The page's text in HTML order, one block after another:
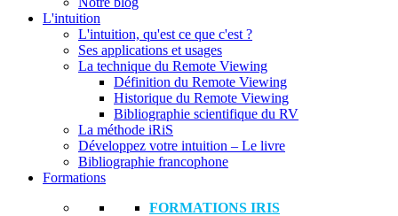
L'intuition
L'intuition, qu'est ce que c'est ?
Ses applications et usages
La technique du Remote Viewing
Définition du Remote Viewing
Historique du Remote Viewing
Bibliographie scientifique du RV
La méthode iRiS
Développez votre intuition – Le livre
Bibliographie francophone
Formations
FORMATIONS IRIS